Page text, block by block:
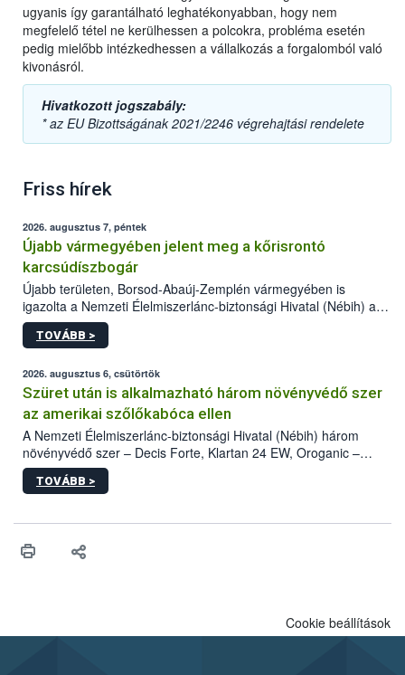
ugyanis így garantálható leghatékonyabban, hogy nem
megfelelő tétel ne kerülhessen a polcokra, probléma esetén
pedig mielőbb intézkedhessen a vállalkozás a forgalomból való
kivonásról.
Hivatkozott jogszabály:
* az EU Bizottságának 2021/2246 végrehajtási rendelete
Friss hírek
2026. augusztus 7, péntek
Újabb vármegyében jelent meg a kőrisrontó
karcsúdíszbogár
Újabb területen, Borsod-Abaúj-Zemplén vármegyében is
igazolta a Nemzeti Élelmiszerlánc-biztonsági Hivatal (Nébih) a
kőrisrontó karcsúdíszbogár (Agrilus planipennis) jelenlétét. A
kártevőt nem csak színcsapdában találták meg, de már fertőzött
az intenzív felderítést, emellett az intézkedéseket a szlovák
hatósággal is összehangolják a terjedés megállítása érdekében.
TOVÁBB >
2026. augusztus 6, csütörtök
Szüret után is alkalmazható három növényvédő szer
az amerikai szőlőkabóca ellen
A Nemzeti Élelmiszerlánc-biztonsági Hivatal (Nébih) három
növényvédő szer – Decis Forte, Klartan 24 EW, Oroganic –
engedélyokiratát módosította, így azok a szüretet követően,
egészen a vesszőérettség (BBCH 91) stádiumáig
érésű szőlőkben is legyen lehetőség a károsító elleni további
felhasználók számára is elérhető és ökológiai termesztésben is
TOVÁBB >
Cookie beállítások